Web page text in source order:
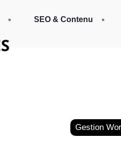
SEO & Contenu
Gestion